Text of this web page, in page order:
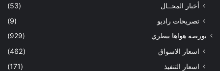
أخبار المجــال
(53)
تصريحات راديو
(9)
بورصة هواها بيطري (929)
اسعار الاسواق
(462)
اسعار التنفيذ
(171)